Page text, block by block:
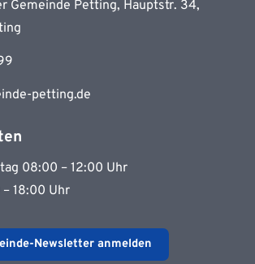
Gemeinde Petting, Hauptstr. 34,
petting.de
08:00 – 12:00 Uhr
18:00 Uhr
Newsletter anmelden